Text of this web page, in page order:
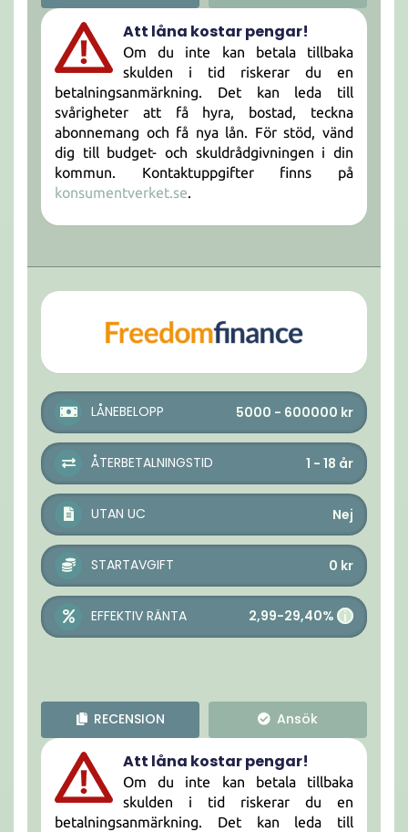
Att låna kostar pengar!
Om du inte kan betala tillbaka
skulden i tid riskerar du en
betalningsanmärkning. Det kan leda till
svårigheter att få hyra, bostad, teckna
abonnemang och få nya lån. För stöd, vänd
dig till budget- och skuldrådgivningen i din
kommun. Kontaktuppgifter finns på
konsumentverket.se.
LÅNEBELOPP 5000 - 600000 kr
ÅTERBETALNINGSTID 1 - 18 år
UTAN UC Nej
STARTAVGIFT 0 kr
EFFEKTIV RÄNTA 2,99-29,40% i
RECENSION Ansök
Att låna kostar pengar!
Om du inte kan betala tillbaka
skulden i tid riskerar du en
betalningsanmärkning. Det kan leda till